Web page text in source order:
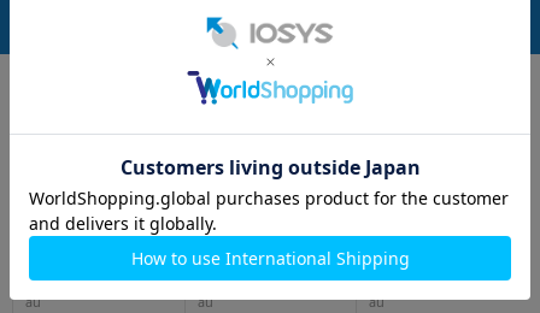
iPhone
au
スマートフォン
docomo
au
タブレット
docomo
au